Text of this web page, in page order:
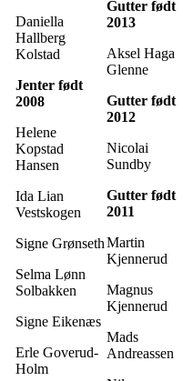
Daniella
Hallberg
Kolstad
Jenter født
2008
Helene
Kopstad
Hansen
Ida Lian
Vestskogen
Signe Grønseth
Selma Lønn
Solbakken
Signe Eikenæs
Erle Goverud-
Holm
Gutter født
2013
Aksel Haga
Glenne
Gutter født
2012
Nicolai
Sundby
Gutter født
2011
Martin
Kjennerud
Magnus
Kjennerud
Mads
Andreassen